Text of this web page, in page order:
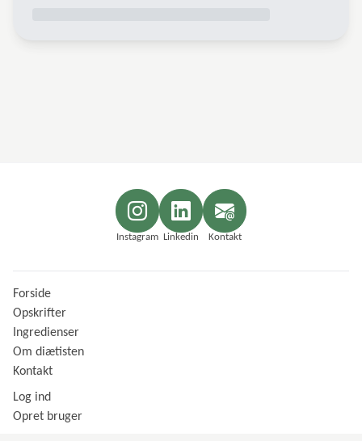
Instagram Linkedin Kontakt
Forside
Opskrifter
Ingredienser
Om diætisten
Kontakt
Log ind
Opret bruger